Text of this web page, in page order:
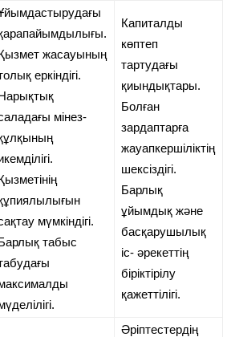
жасауының
еркіндігі.
мінез-
мүмкіндігі.
табыс
Капиталды
көптеп
тартудағы
қиындықтары.
Болған
зардаптарға
жауапкершіліктің
шексіздігі.
Барлық
ұйымдық және
басқарушылық
іс- әрекеттің
біріктірілу
қажеттілігі.
Әріптестердің